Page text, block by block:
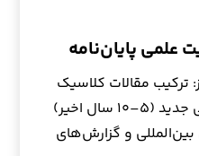
پایان‌نامه
ترکیب مقالات کلاسیک
نظری و مطالعات تجربی جدید (۵–۱۰ سال اخیر)
بین‌المللی و گزارش‌های